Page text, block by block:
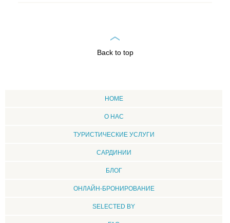
Back to top
HOME
О НАС
ТУРИСТИЧЕСКИЕ УСЛУГИ
CАРДИНИИ
БЛОГ
ОНЛАЙН-БРОНИРОВАНИЕ
SELECTED BY